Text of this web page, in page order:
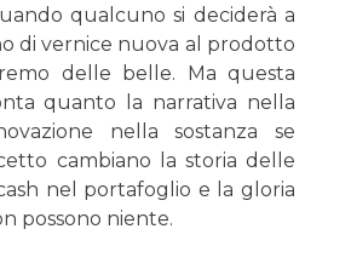
qualcuno si deciderà a
di vernice nuova al prodotto
delle belle. Ma questa
quanto la narrativa nella
nella sostanza se
cambiano la storia delle
nel portafoglio e la gloria
possono niente.